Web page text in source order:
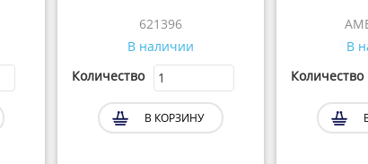
621396
В наличии
Количество
В КОРЗИНУ
В
Количество